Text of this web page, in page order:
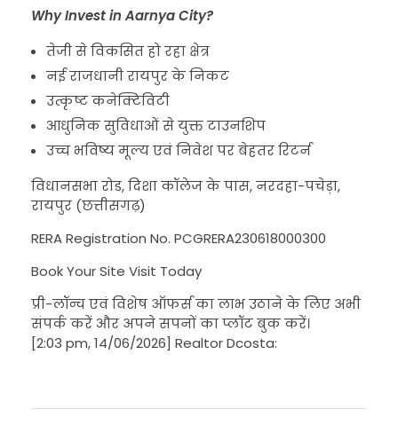
Why Invest in Aarnya City?
तेजी से विकसित हो रहा क्षेत्र
नई राजधानी रायपुर के निकट
उत्कृष्ट कनेक्टिविटी
आधुनिक सुविधाओं से युक्त टाउनशिप
उच्च भविष्य मूल्य एवं निवेश पर बेहतर रिटर्न
विधानसभा रोड, दिशा कॉलेज के पास, नरदहा-पचेड़ा,
रायपुर (छत्तीसगढ़)
RERA Registration No. PCGRERA230618000300
Book Your Site Visit Today
प्री-लॉन्च एवं विशेष ऑफर्स का लाभ उठाने के लिए अभी
संपर्क करें और अपने सपनों का प्लॉट बुक करें।
[2:03 pm, 14/06/2026] Realtor Dcosta: